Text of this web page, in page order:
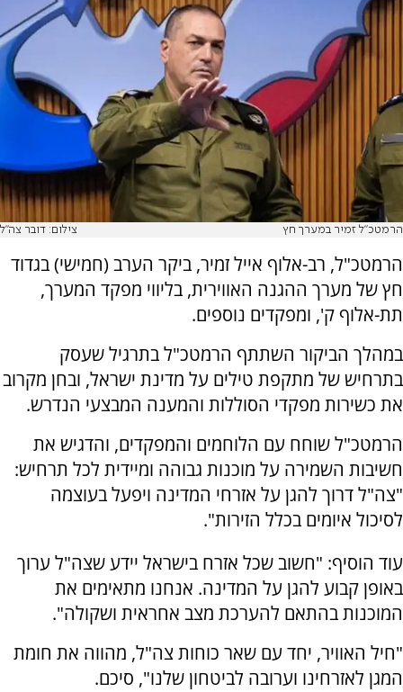
הרמטכ"ל זמיר במערך חץ צילום: דובר צה"ל
הרמטכ"ל, רב-אלוף אייל זמיר, ביקר הערב (חמישי) בגדוד
חץ של מערך ההגנה האווירית, בליווי מפקד המערך,
תת-אלוף ק', ומפקדים נוספים.
במהלך הביקור השתתף הרמטכ"ל בתרגיל שעסק
בתרחיש של מתקפת טילים על מדינת ישראל, ובחן מקרוב
את כשירות מפקדי הסוללות והמענה המבצעי הנדרש.
הרמטכ"ל שוחח עם הלוחמים והמפקדים, והדגיש את
חשיבות השמירה על מוכנות גבוהה ומיידית לכל תרחיש:
"צה"ל דרוך להגן על אזרחי המדינה ויפעל בעוצמה
לסיכול איומים בכלל הזירות".
עוד הוסיף: "חשוב שכל אזרח בישראל יידע שצה"ל ערוך
באופן קבוע להגן על המדינה. אנחנו מתאימים את
המוכנות בהתאם להערכת מצב אחראית ושקולה".
"חיל האוויר, יחד עם שאר כוחות צה"ל, מהווה את חומת
המגן לאזרחינו וערובה לביטחון שלנו", סיכם.